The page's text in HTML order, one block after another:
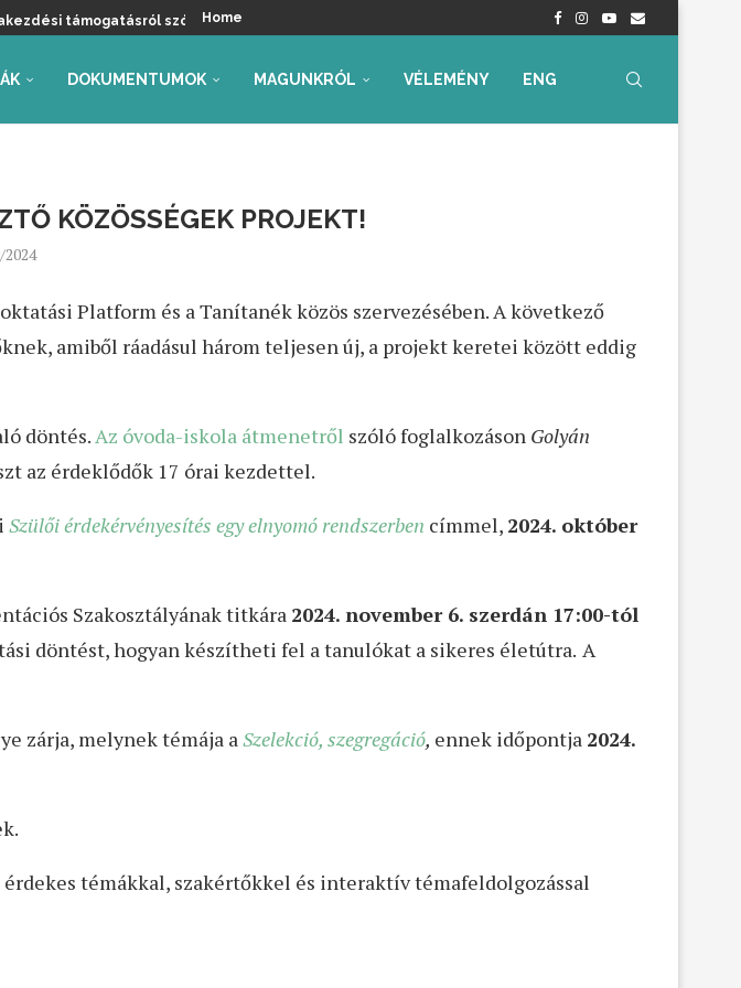
támogatásról szóló kormányrendelet – Értékelés...
Home
DOKUMENTUMOK MAGUNKRÓL VÉLEMÉNY ENG
KÖZÖSSÉGEK PROJEKT!
2024
Platform és a Tanítanék közös szervezésében. A következő
amiből ráadásul három teljesen új, a projekt keretei között eddig
döntés.Az óvoda-iskola átmenetről szóló foglalkozáson Golyán
az érdeklődők 17 órai kezdettel.
Szülői érdekérvényesítés egy elnyomó rendszerben címmel, 2024. október
Szakosztályának titkára 2024. november 6. szerdán 17:00-tól
döntést, hogyan készítheti fel a tanulókat a sikeres életútra. A
zárja, melynek témája aSzelekció, szegregáció, ennek időpontja 2024.
témákkal, szakértőkkel és interaktív témafeldolgozással